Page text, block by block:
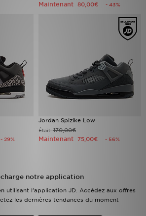
Maintenant 80,00€ - 43%
- 29%
Jordan Spizike Low
Était170,00€
Maintenant 75,00€ - 56%
notre application
utilisant l'application JD. Accèdez aux offres
les dernières tendances du moment